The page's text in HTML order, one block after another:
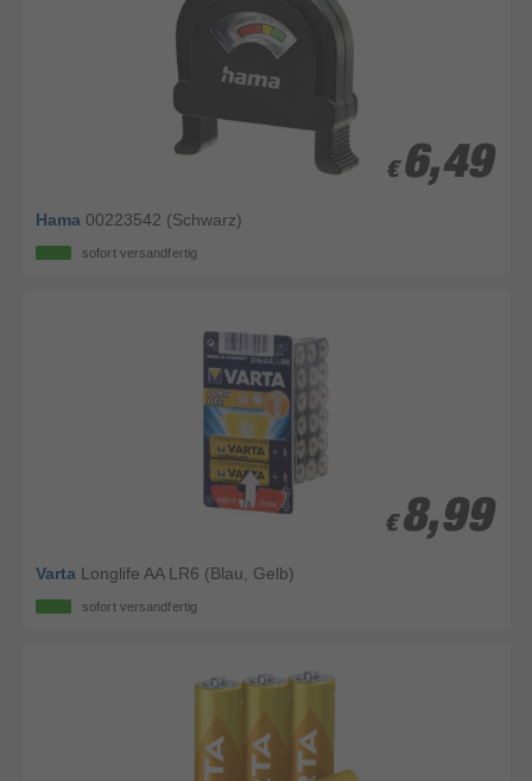
€ 6,49
€ 6,49
Hama 00223542 (Schwarz)
sofort versandfertig
€ 8,99
€ 8,99
Varta Longlife AA LR6 (Blau, Gelb)
sofort versandfertig